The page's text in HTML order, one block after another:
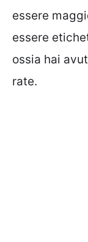
essere
essere
ossia hai
rate.